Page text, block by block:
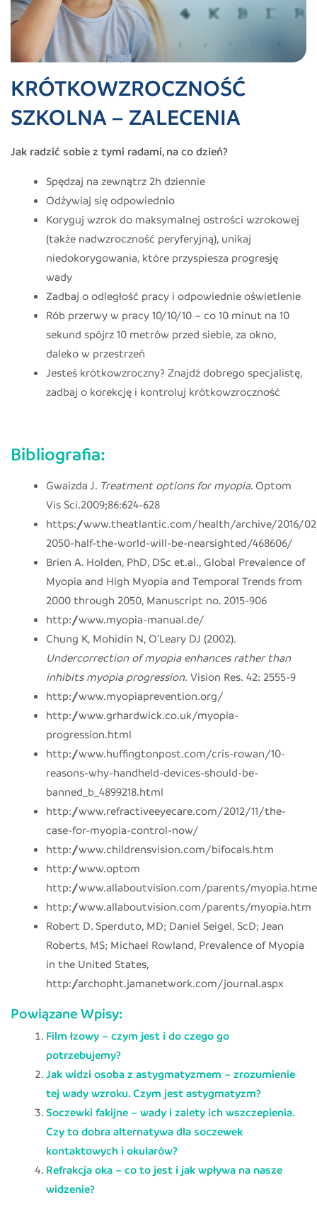
KRÓTKOWZROCZNOŚĆ
SZKOLNA – ZALECENIA
Jak radzić sobie z tymi radami, na co dzień?
Spędzaj na zewnątrz 2h dziennie
Odżywiaj się odpowiednio
Koryguj wzrok do maksymalnej ostrości wzrokowej
(także nadwzroczność peryferyjną), unikaj
niedokorygowania, które przyspiesza progresję
wady
Zadbaj o odległość pracy i odpowiednie oświetlenie
Rób przerwy w pracy 10/10/10 – co 10 minut na 10
sekund spójrz 10 metrów przed siebie, za okno,
daleko w przestrzeń
Jesteś krótkowzroczny? Znajdź dobrego specjalistę,
zadbaj o korekcję i kontroluj krótkowzroczność
Bibliografia:
Gwaizda J. Treatment options for myopia. Optom
Vis Sci.2009;86:624-628
https://www.theatlantic.com/health/archive/2016/
2050-half-the-world-will-be-nearsighted/468606/
Brien A. Holden, PhD, DSc et.al., Global Prevalence of
Myopia and High Myopia and Temporal Trends from
2000 through 2050, Manuscript no. 2015-906
http://www.myopia-manual.de/
Chung K, Mohidin N, O’Leary DJ (2002).
Undercorrection of myopia enhances rather than
inhibits myopia progression. Vision Res. 42: 2555-9
http://www.myopiaprevention.org/
http://www.grhardwick.co.uk/myopia-
progression.html
http://www.huffingtonpost.com/cris-rowan/10-
reasons-why-handheld-devices-should-be-
banned_b_4899218.html
http://www.refractiveeyecare.com/2012/11/the-
case-for-myopia-control-now/
http://www.childrensvision.com/bifocals.htm
http://www.optom
http://www.allaboutvision.com/parents/
http://www.allaboutvision.com/parents/myopia.htm
Robert D. Sperduto, MD; Daniel Seigel, ScD; Jean
Roberts, MS; Michael Rowland, Prevalence of Myopia
in the United States,
http://archopht.jamanetwork.com/journal.aspx
Powiązane Wpisy:
Film łzowy – czym jest i do czego go
potrzebujemy?
Jak widzi osoba z astygmatyzmem – zrozumienie
tej wady wzroku. Czym jest astygmatyzm?
Soczewki fakijne – wady i zalety ich wszczepienia.
Czy to dobra alternatywa dla soczewek
kontaktowych i okularów?
Refrakcja oka – co to jest i jak wpływa na nasze
widzenie?